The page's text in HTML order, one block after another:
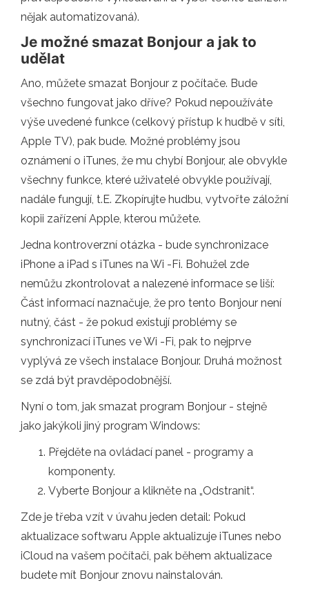
nějak automatizovaná).
Je možné smazat Bonjour a jak to
udělat
Ano, můžete smazat Bonjour z počítače. Bude
všechno fungovat jako dříve? Pokud nepoužíváte
výše uvedené funkce (celkový přístup k hudbě v síti,
Apple TV), pak bude. Možné problémy jsou
oznámení o iTunes, že mu chybí Bonjour, ale obvykle
všechny funkce, které uživatelé obvykle používají,
nadále fungují, t.E. Zkopírujte hudbu, vytvořte záložní
kopii zařízení Apple, kterou můžete.
Jedna kontroverzní otázka - bude synchronizace
iPhone a iPad s iTunes na Wi -Fi. Bohužel zde
nemůžu zkontrolovat a nalezené informace se liší:
Část informací naznačuje, že pro tento Bonjour není
nutný, část - že pokud existují problémy se
synchronizací iTunes ve Wi -Fi, pak to nejprve
vyplývá ze všech instalace Bonjour. Druhá možnost
se zdá být pravděpodobnější.
Nyní o tom, jak smazat program Bonjour - stejně
jako jakýkoli jiný program Windows:
Přejděte na ovládací panel - programy a
komponenty.
Vyberte Bonjour a klikněte na „Odstranit“.
Zde je třeba vzít v úvahu jeden detail: Pokud
aktualizace softwaru Apple aktualizuje iTunes nebo
iCloud na vašem počítači, pak během aktualizace
budete mít Bonjour znovu nainstalován.